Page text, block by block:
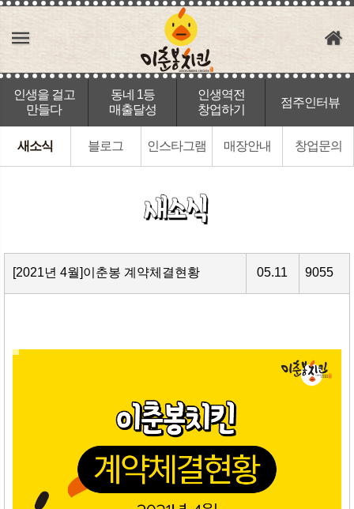
인생을 걸고
만들다
동네 1등
매출달성
인생역전
창업하기
점주인터뷰
새소식 블로그 인스타그램 매장안내 창업문의
[2021년 4월]이춘봉 계약체결현황 05.11 9055